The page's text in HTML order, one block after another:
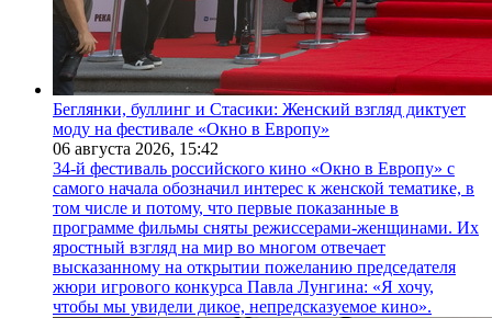
Беглянки, буллинг и Стасики: Женский взгляд диктует
моду на фестивале «Окно в Европу»
06 августа 2026, 15:42
34-й фестиваль российского кино «Окно в Европу» с
самого начала обозначил интерес к женской тематике, в
том числе и потому, что первые показанные в
программе фильмы сняты режиссерами-женщинами. Их
яростный взгляд на мир во многом отвечает
высказанному на открытии пожеланию председателя
жюри игрового конкурса Павла Лунгина: «Я хочу,
чтобы мы увидели дикое, непредсказуемое кино».